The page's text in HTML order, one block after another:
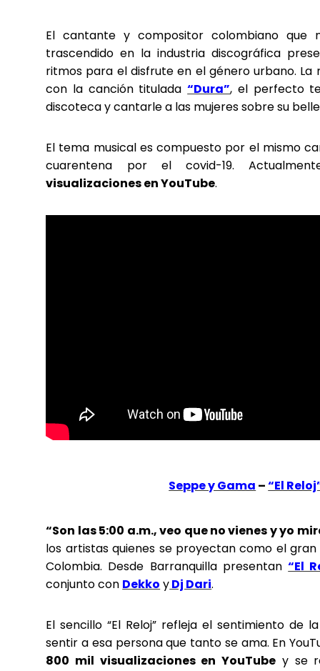
El cantante y compositor colombiano que
trascendido en la industria discográfica
ritmos para el disfrute en el género urbano. La
con la canción titulada“Dura”, el perfecto
discoteca y cantarle a las mujeres sobre su
El tema musical es compuesto por el mismo
cuarentena por el covid-19.
visualizaciones en YouTube.
Seppe y Gama –“El
“Son las 5:00 a.m., veo que no vienes y yo
los artistas quienes se proyectan como el
Colombia. Desde Barranquilla presentan“El
conjunto con Dekko yDj Dari.
El sencillo “El Reloj” refleja el sentimiento de
sentir a esa persona que tanto se ama. En
800 mil visualizaciones en YouTube y se